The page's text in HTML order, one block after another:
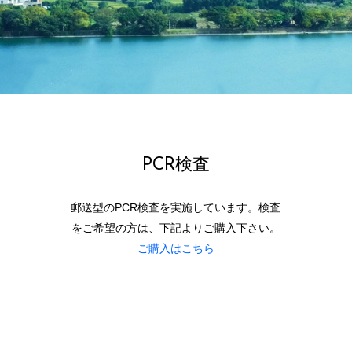
PCR検査
郵送型のPCR検査を実施しています。検査
をご希望の方は、下記よりご購入下さい。
ご購入はこちら